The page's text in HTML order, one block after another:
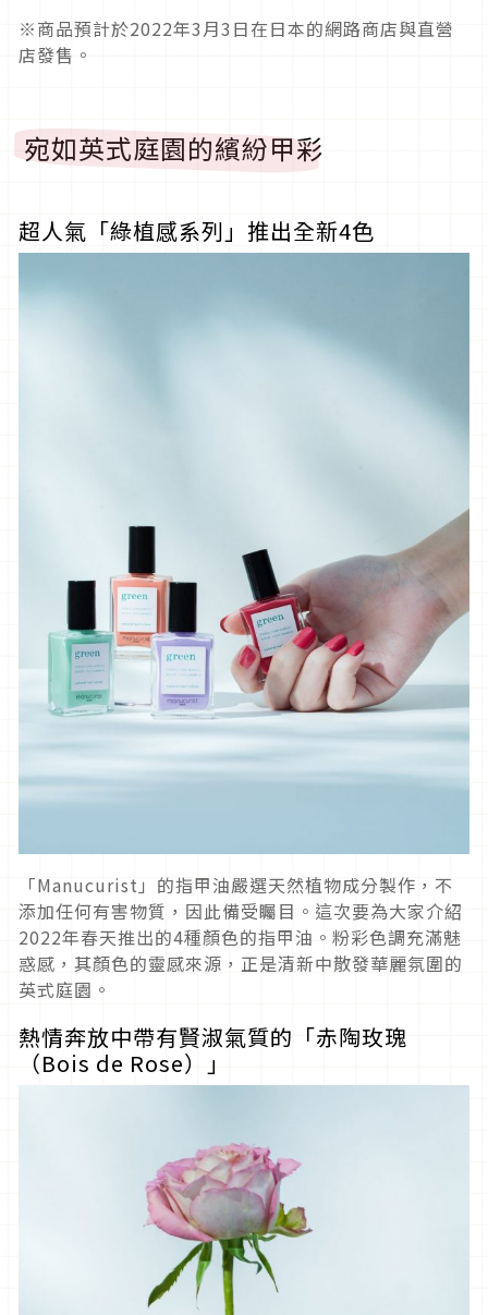
※商品預計於2022年3月3 日在日本的網路商店與直營
店發售。
宛如英式庭園的繽紛甲彩
超人氣「綠植感系列 」推出全新4色
「Manucurist 」的指甲油嚴選天然植物成分製作，不
添加任何有害物質，因此備受矚目。這次要為大家介紹
2022年春天推出的4種顏色的指甲油。粉彩色調充滿魅
惑感，其顏色的靈感來源，正是清新中散發華麗氛圍的
英式庭園。
熱情奔放中帶有賢淑氣質的「赤陶玫瑰
（Bois de Rose）」